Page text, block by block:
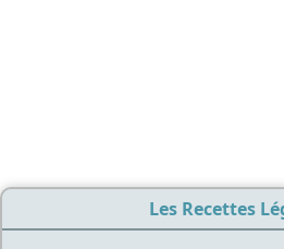
Les Recettes